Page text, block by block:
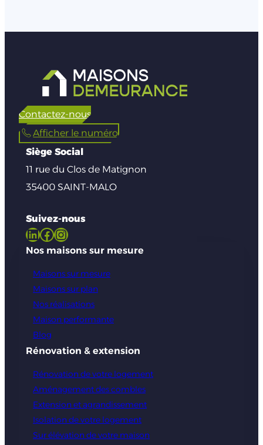
Contactez-nous
Afficher le numéro
Siège Social
11 rue du Clos de Matignon
35400 SAINT-MALO
Suivez-nous
LinkedIn Facebook Instagram
Nos maisons sur mesure
Maisons sur mesure
Maisons sur plan
Nos réalisations
Maison performante
Blog
Rénovation & extension
Rénovation de votre logement
Aménagement des combles
Extension et agrandissement
Isolation de votre logement
Sur élévation de votre maison